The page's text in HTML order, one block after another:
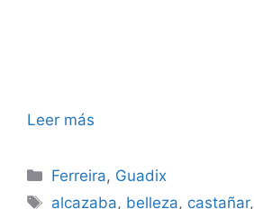
Leer más
Categorías
Ferreira, Guadix
Etiquetas
alcazaba, belleza, castañar,